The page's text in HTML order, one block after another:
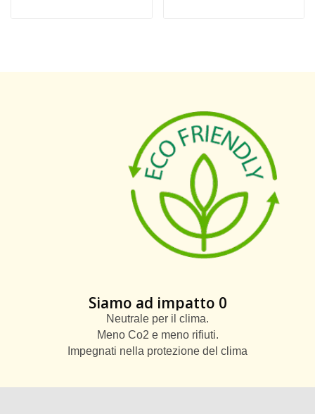
Siamo ad impatto 0
Neutrale per il clima.
Meno Co2 e meno rifiuti.
Impegnati nella protezione del clima